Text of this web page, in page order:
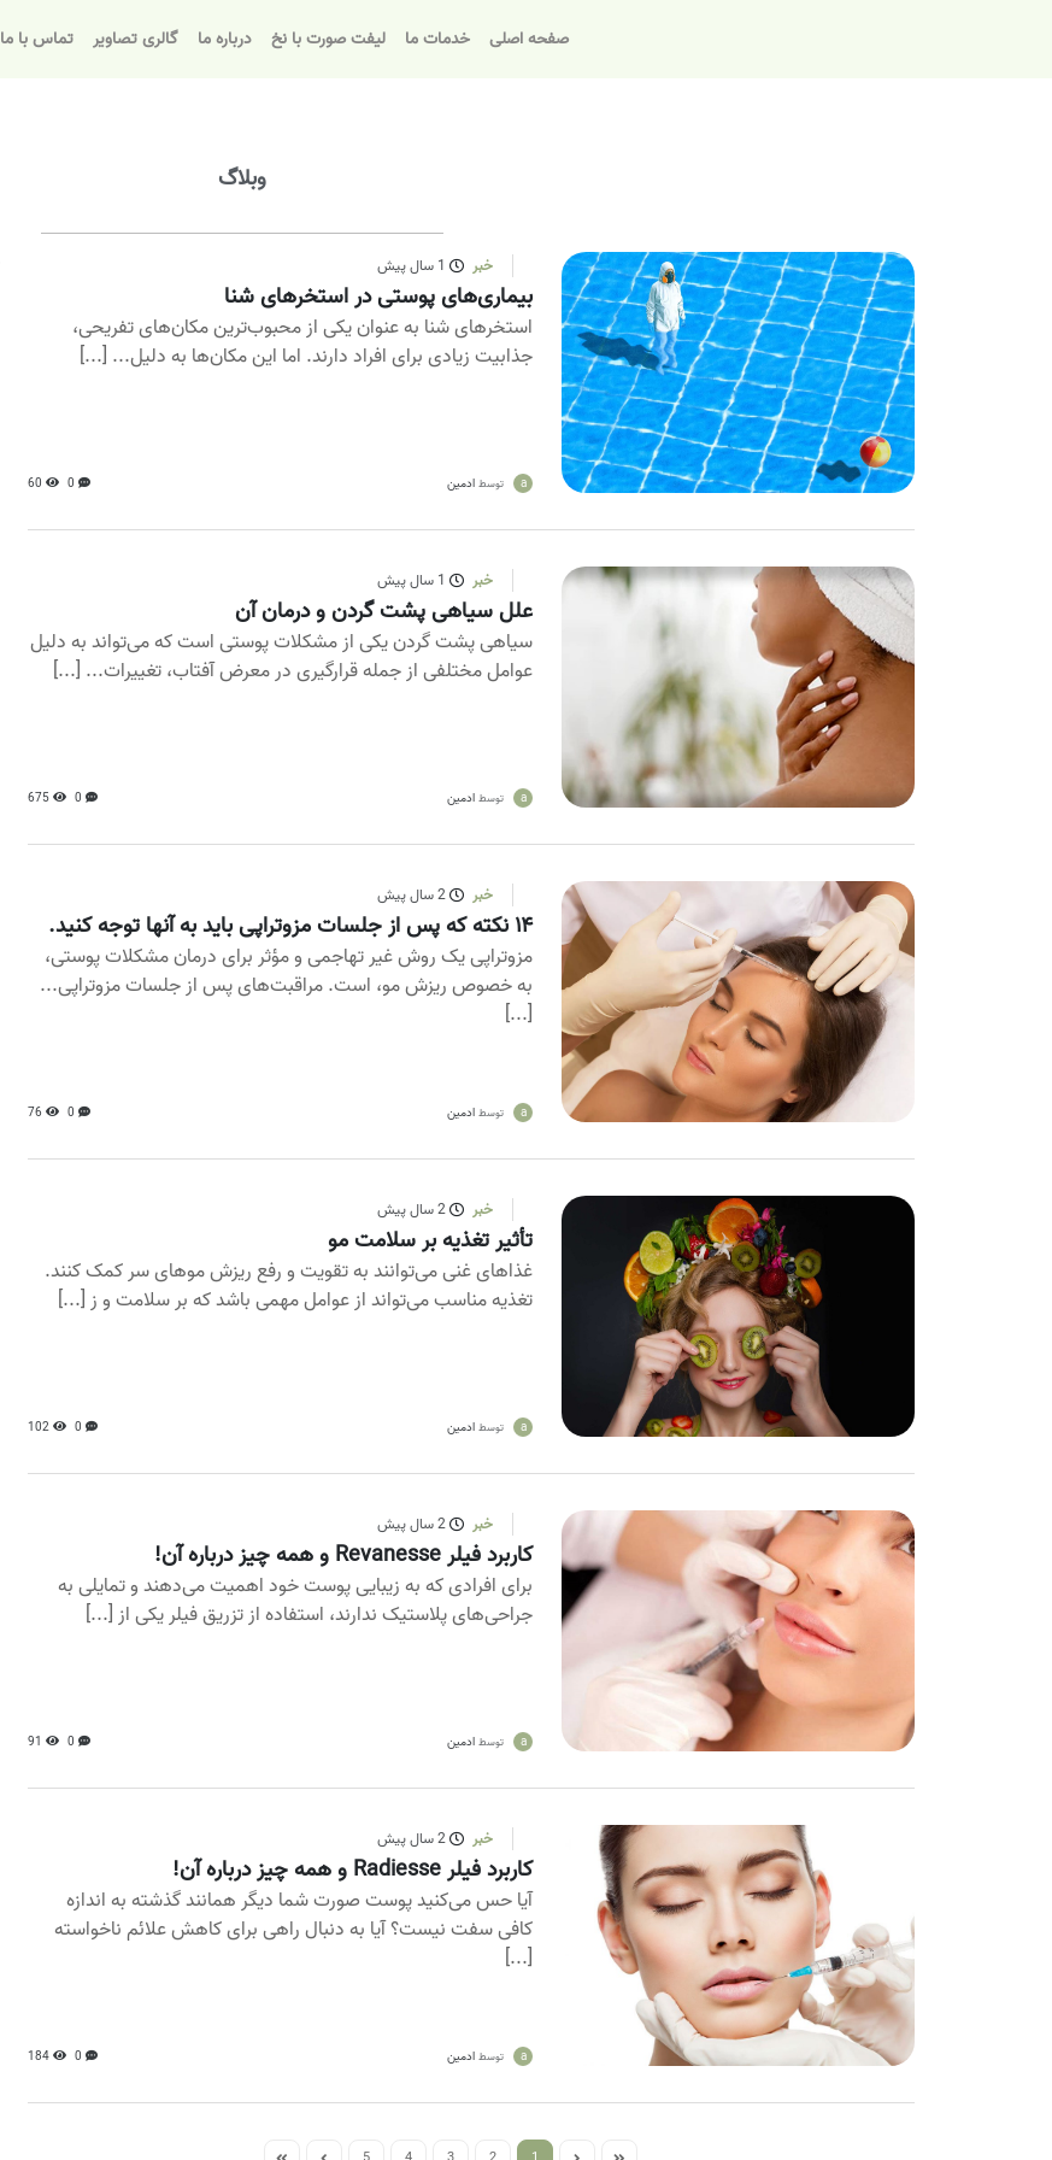
صفحه اصلی خدمات ما لیفت صورت با نخ درباره ما گالری تصاویر تماس با ما
وبلاگ
خبر 1 سال پیش
بیماری‌های پوستی در استخرهای شنا
استخرهای شنا به عنوان یکی از محبوب‌ترین مکان‌های تفریحی،
جذابیت زیادی برای افراد دارند. اما این مکان‌ها به دلیل... [...]
a توسطادمین 0
60
خبر 1 سال پیش
علل سیاهی پشت گردن و درمان آن
سیاهی پشت گردن یکی از مشکلات پوستی است که می‌تواند به دلیل
عوامل مختلفی از جمله قرارگیری در معرض آفتاب، تغییرات... [...]
a توسطادمین 0
675
خبر 2 سال پیش
۱۴ نکته که پس از جلسات مزوتراپی باید به آنها توجه کنید.
مزوتراپی یک روش غیر تهاجمی و مؤثر برای درمان مشکلات پوستی،
به خصوص ریزش مو، است. مراقبت‌های پس از جلسات مزوتراپی...
[...]
a توسطادمین 0
76
خبر 2 سال پیش
تأثیر تغذیه بر سلامت مو
غذاهای غنی می‌توانند به تقویت و رفع ریزش موهای سر کمک کنند.
تغذیه مناسب می‌تواند از عوامل مهمی باشد که بر سلامت و ز [...]
a توسطادمین 0
102
خبر 2 سال پیش
کاربرد فیلر Revanesse و همه چیز درباره آن!
برای افرادی که به زیبایی پوست خود اهمیت می‌دهند و تمایلی به
جراحی‌های پلاستیک ندارند، استفاده از تزریق فیلر یکی از [...]
a توسطادمین 0
91
خبر 2 سال پیش
کاربرد فیلر Radiesse و همه چیز درباره آن!
آیا حس می‌کنید پوست صورت شما دیگر همانند گذشته به اندازه
کافی سفت نیست؟ آیا به دنبال راهی برای کاهش علائم ناخواسته
[...]
a توسطادمین 0
184